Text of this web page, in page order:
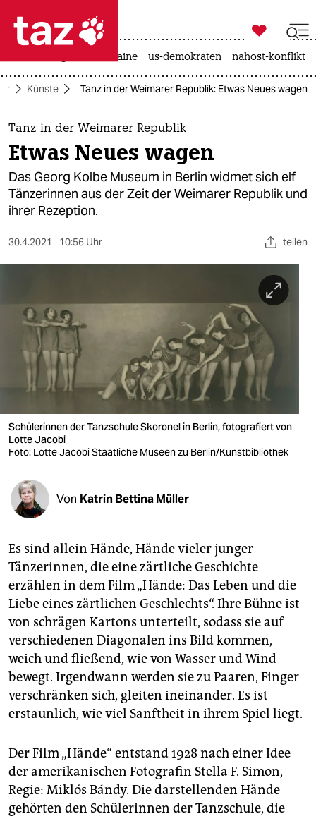
 taz zahl ich
taz zahl ich
themen
politik
öko
gesellschaft
berlin
nord
wahrheit
verlag
verlag
shop
fragen & hilfe
unterstützen
abo
genossenschaft
epaper login

taz zahl ich
krieg in der ukraine us-demokraten nahost-konflikt
Künste Tanz in der Weimarer Republik: Etwas Neues wagen
Tanz in der Weimarer Republik
Etwas Neues wagen
Das Georg Kolbe Museum in Berlin widmet sich elf
Tänzerinnen aus der Zeit der Weimarer Republik und
ihrer Rezeption.
30.4.2021 10:56 Uhr teilen
Schülerinnen der Tanzschule Skoronel in Berlin, fotografiert von
Lotte Jacobi
Foto: Lotte Jacobi Staatliche Museen zu Berlin/Kunstbibliothek
Von Katrin Bettina Müller
Es sind allein Hände, Hände vieler junger
Tänzerinnen, die eine zärtliche Geschichte
erzählen in dem Film „Hände: Das Leben und die
Liebe eines zärtlichen Geschlechts“. Ihre Bühne ist
von schrägen Kartons unterteilt, sodass sie auf
verschiedenen Diagonalen ins Bild kommen,
weich und fließend, wie von Wasser und Wind
bewegt. Irgendwann werden sie zu Paaren, Finger
verschränken sich, gleiten ineinander. Es ist
erstaunlich, wie viel Sanftheit in ihrem Spiel liegt.
Der Film „Hände“ entstand 1928 nach einer Idee
der amerikanischen Fotografin Stella F. Simon,
Regie: Miklós Bándy. Die darstellenden Hände
gehörten den Schülerinnen der Tanzschule, die